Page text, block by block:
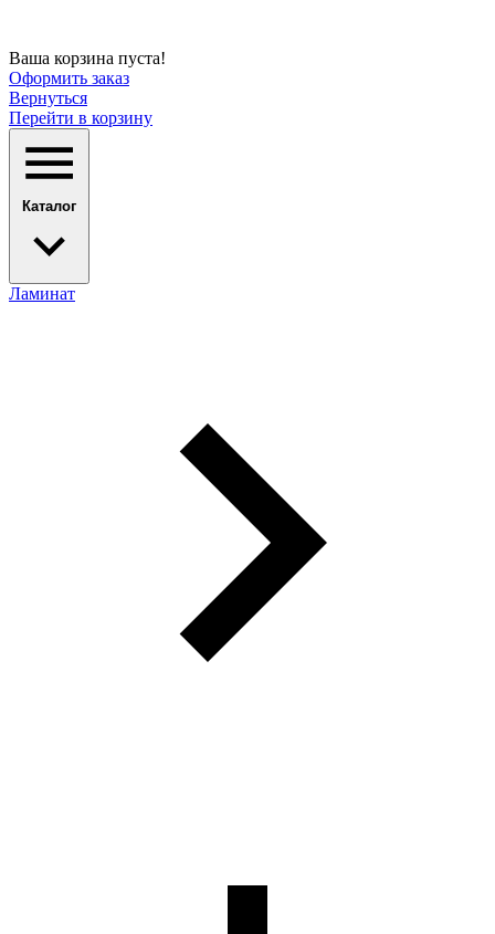
Ваша корзина пуста!
Оформить заказ
Вернуться
Перейти в корзину
Каталог
Ламинат